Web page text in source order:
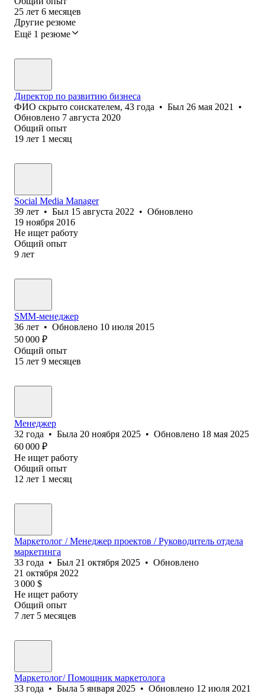
25 лет 6 месяцев
Другие резюме
Ещё 1 резюме
Директор по развитию бизнеса
ФИО скрыто соискателем, 43 года • Был 26 мая 2021
•
Обновлено 7 августа 2020
Общий опыт
19 лет 1 месяц
Social Media Manager
39 лет • Был 15 августа 2022 • Обновлено
19 ноября 2016
Не ищет работу
Общий опыт
9 лет
SMM-менеджер
36 лет • Обновлено 10 июля 2015
50 000 ₽
Общий опыт
15 лет 9 месяцев
Менеджер
32 года • Была 20 ноября 2025 • Обновлено 18 мая 2025
60 000 ₽
Не ищет работу
Общий опыт
12 лет 1 месяц
Маркетолог / Менеджер проектов / Руководитель отдела
маркетинга
33 года • Был 21 октября 2025 • Обновлено
21 октября 2022
3 000 $
Не ищет работу
Общий опыт
7 лет 5 месяцев
Маркетолог/ Помощник маркетолога
33 года • Была 5 января 2025 • Обновлено 12 июля 2021